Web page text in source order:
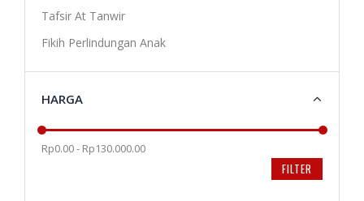
Tafsir At Tanwir
Fikih Perlindungan Anak
HARGA
Rp0.00 - Rp130.000.00
FILTER